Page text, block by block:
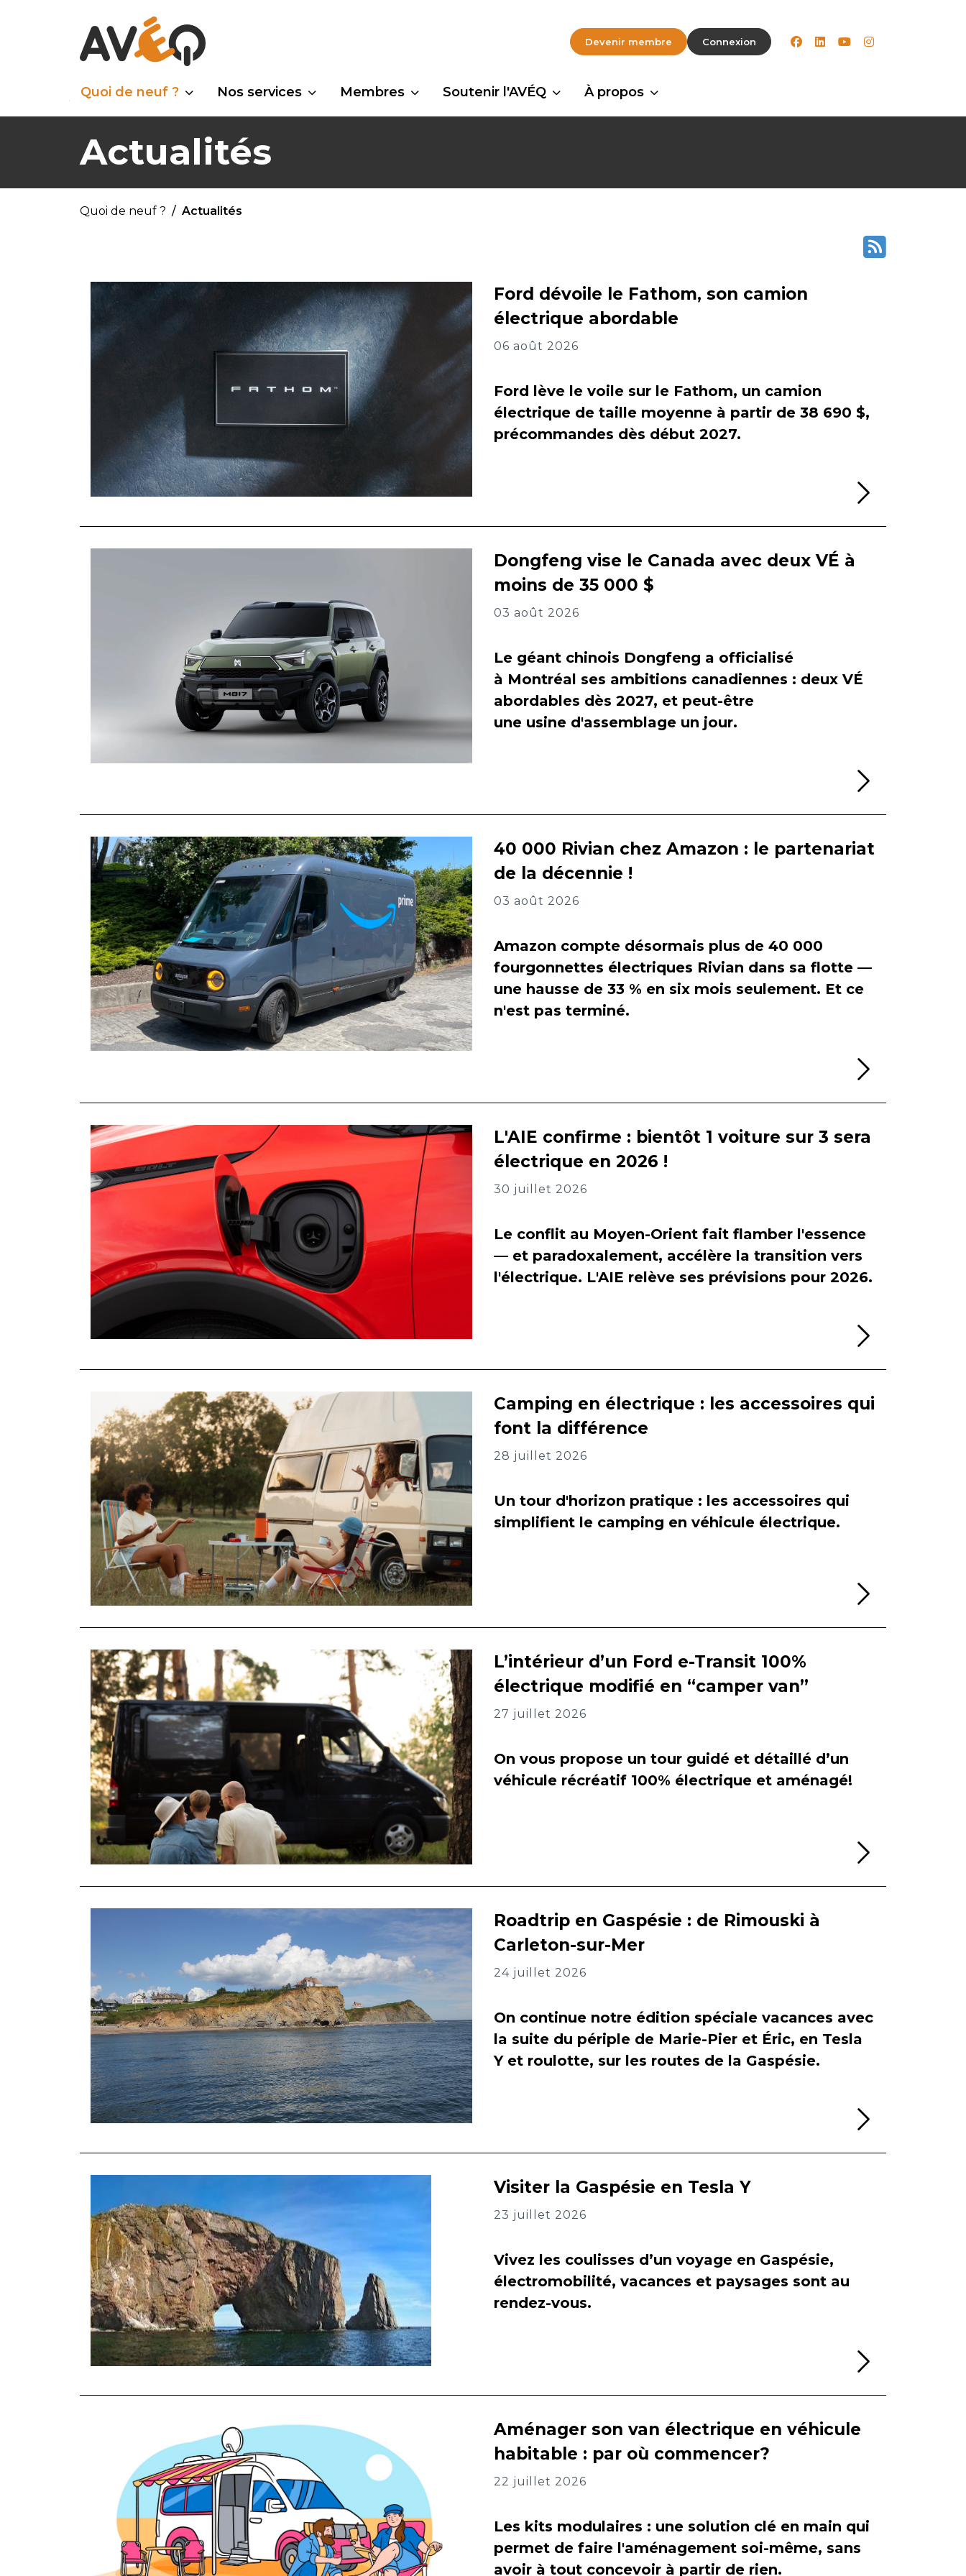
Devenir membre Connexion facebook
linkedinyoutubeinstagram
Quoi de neuf ? Nos services Membres Soutenir l'AVÉQ À propos
Actualités
Quoi de neuf ? Actualités
Ford dévoile le Fathom, son camion
électrique abordable
06 août 2026
Ford lève le voile sur le Fathom, un camion
électrique de taille moyenne à partir de 38 690 $,
précommandes dès début 2027.
Dongfeng vise le Canada avec deux VÉ à
moins de 35 000 $
03 août 2026
Le géant chinois Dongfeng a officialisé
à Montréal ses ambitions canadiennes : deux VÉ
abordables dès 2027, et peut-être
une usine d'assemblage un jour.
40 000 Rivian chez Amazon : le partenariat
de la décennie !
03 août 2026
Amazon compte désormais plus de 40 000
fourgonnettes électriques Rivian dans sa flotte —
une hausse de 33 % en six mois seulement. Et ce
n'est pas terminé.
L'AIE confirme : bientôt 1 voiture sur 3 sera
électrique en 2026 !
30 juillet 2026
Le conflit au Moyen-Orient fait flamber l'essence
— et paradoxalement, accélère la transition vers
l'électrique. L'AIE relève ses prévisions pour 2026.
Camping en électrique : les accessoires qui
font la différence
28 juillet 2026
Un tour d'horizon pratique : les accessoires qui
simplifient le camping en véhicule électrique.
L’intérieur d’un Ford e-Transit 100%
électrique modifié en “camper van”
27 juillet 2026
On vous propose un tour guidé et détaillé d’un
véhicule récréatif 100% électrique et aménagé!
Roadtrip en Gaspésie : de Rimouski à
Carleton-sur-Mer
24 juillet 2026
On continue notre édition spéciale vacances avec
la suite du périple de Marie-Pier et Éric, en Tesla
Y et roulotte, sur les routes de la Gaspésie.
Visiter la Gaspésie en Tesla Y
23 juillet 2026
Vivez les coulisses d’un voyage en Gaspésie,
électromobilité, vacances et paysages sont au
rendez-vous.
Aménager son van électrique en véhicule
habitable : par où commencer?
22 juillet 2026
Les kits modulaires : une solution clé en main qui
permet de faire l'aménagement soi-même, sans
avoir à tout concevoir à partir de rien.